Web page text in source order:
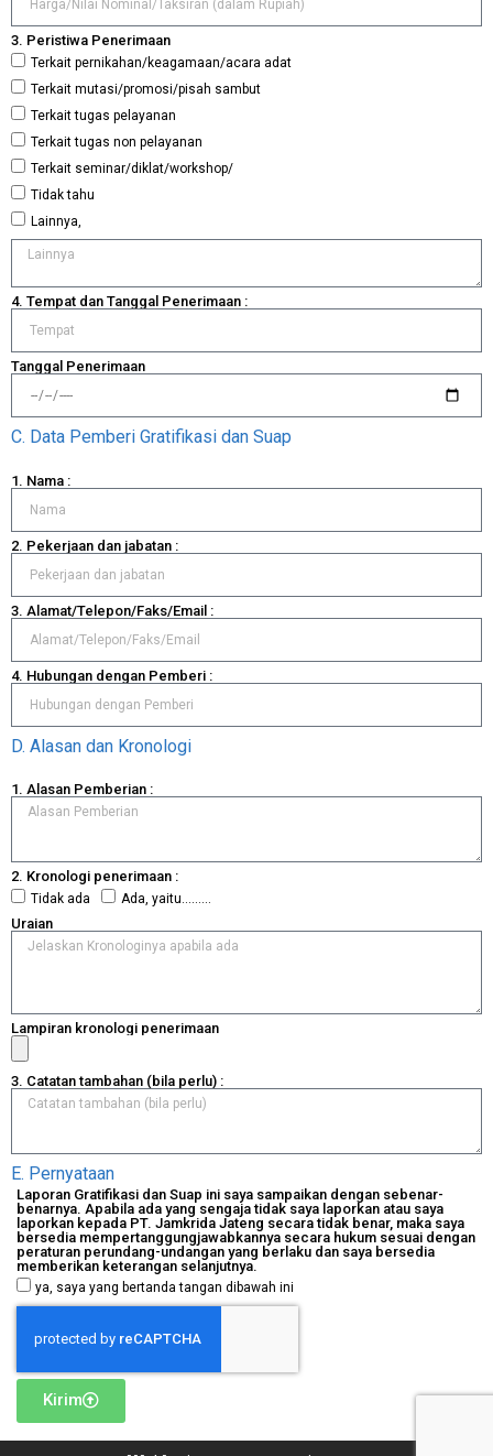
3. Peristiwa Penerimaan
Terkait pernikahan/keagamaan/acara adat
Terkait mutasi/promosi/pisah sambut
Terkait tugas pelayanan
Terkait tugas non pelayanan
Terkait seminar/diklat/workshop/
Tidak tahu
Lainnya,
4. Tempat dan Tanggal Penerimaan :
Tanggal Penerimaan
C. Data Pemberi Gratifikasi dan Suap
1. Nama :
2. Pekerjaan dan jabatan :
3. Alamat/Telepon/Faks/Email :
4. Hubungan dengan Pemberi :
D. Alasan dan Kronologi
1. Alasan Pemberian :
2. Kronologi penerimaan :
Tidak ada Ada, yaitu………
Uraian
Lampiran kronologi penerimaan
3. Catatan tambahan (bila perlu) :
E. Pernyataan
Laporan Gratifikasi dan Suap ini saya sampaikan dengan sebenar-
benarnya. Apabila ada yang sengaja tidak saya laporkan atau saya
laporkan kepada PT. Jamkrida Jateng secara tidak benar, maka saya
bersedia mempertanggungjawabkannya secara hukum sesuai dengan
peraturan perundang-undangan yang berlaku dan saya bersedia
memberikan keterangan selanjutnya.
ya, saya yang bertanda tangan dibawah ini
Kirim